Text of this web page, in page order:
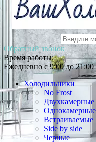
Обратный звонок
Время работы:
Ежедневно с 9:00 до 21:00
Холодильники
No Frost
Двухкамерные
Однокамерные
Встраиваемые
Side by side
Черные